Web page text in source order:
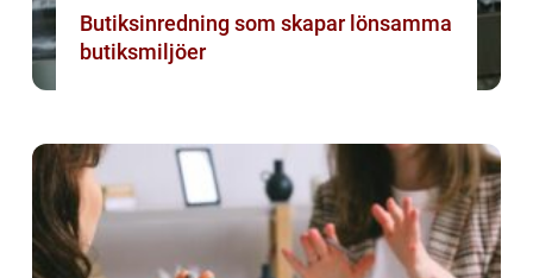
Butiksinredning som skapar lönsamma
butiksmiljöer